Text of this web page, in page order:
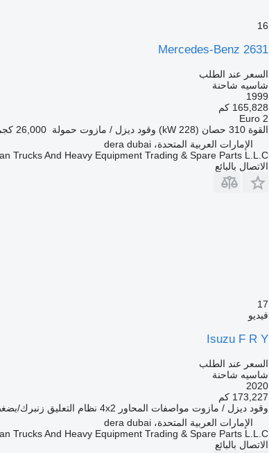
16
Mercedes-Benz 2631
السعر عند الطلب
شاسيه شاحنة
1999
165,828 كم
Euro 2
القوة 310 حصان (228 kW) وقود ديزل / مازوت حمولة 26,000 كجم
الإمارات العربية المتحدة، dera dubai
Trucks And Heavy Equipment Trading & Spare Parts L.L.C
الاتصال بالبائع
17
فيديو
Isuzu F R Y
السعر عند الطلب
شاسيه شاحنة
2020
173,227 كم
وقود ديزل / مازوت مواصفات المحاور 4x2 نظام التعليق زنبرك/
الإمارات العربية المتحدة، dera dubai
Trucks And Heavy Equipment Trading & Spare Parts L.L.C
الاتصال بالبائع